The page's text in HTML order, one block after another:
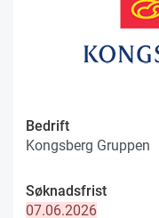
Bedrift
Kongsberg Gruppen
Søknadsfrist
07.06.2026